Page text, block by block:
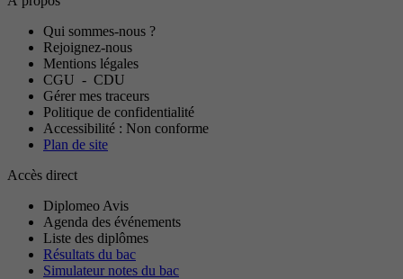
Qui sommes-nous ?
Rejoignez-nous
Mentions légales
CGU - CDU
Gérer mes traceurs
Politique de confidentialité
Accessibilité : Non conforme
Plan de site
Accès direct
Diplomeo Avis
Agenda des événements
Liste des diplômes
Résultats du bac
Simulateur notes du bac